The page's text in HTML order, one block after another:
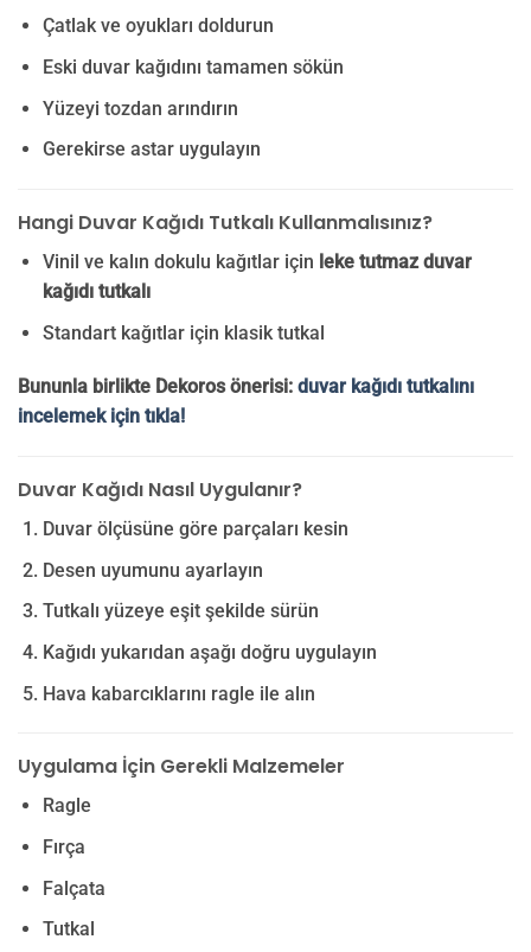
Çatlak ve oyukları doldurun
Eski duvar kağıdını tamamen sökün
Yüzeyi tozdan arındırın
Gerekirse astar uygulayın
Hangi Duvar Kağıdı Tutkalı Kullanmalısınız?
Vinil ve kalın dokulu kağıtlar için leke tutmaz duvar
kağıdı tutkalı
Standart kağıtlar için klasik tutkal
Bununla birlikte Dekoros önerisi: duvar kağıdı tutkalını
incelemek için tıkla!
Duvar Kağıdı Nasıl Uygulanır?
Duvar ölçüsüne göre parçaları kesin
Desen uyumunu ayarlayın
Tutkalı yüzeye eşit şekilde sürün
Kağıdı yukarıdan aşağı doğru uygulayın
Hava kabarcıklarını ragle ile alın
Uygulama İçin Gerekli Malzemeler
Ragle
Fırça
Falçata
Tutkal